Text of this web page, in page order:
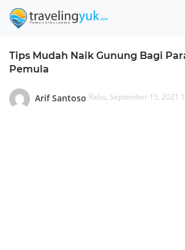
Tips Mudah Naik Gunung Bagi
Pemula
Arif Santoso Rabu, September 15, 2021